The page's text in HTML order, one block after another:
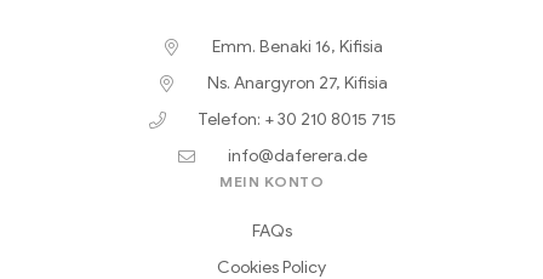
Emm. Benaki 16, Kifisia
Ns. Anargyron 27, Kifisia
Telefon: + 30 210 8015 715
info@daferera.de
MEIN KONTO
FAQs
Cookies Policy